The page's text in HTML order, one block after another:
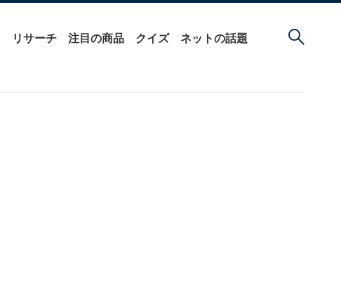
リサーチ 注目の商品 クイズ ネットの話題